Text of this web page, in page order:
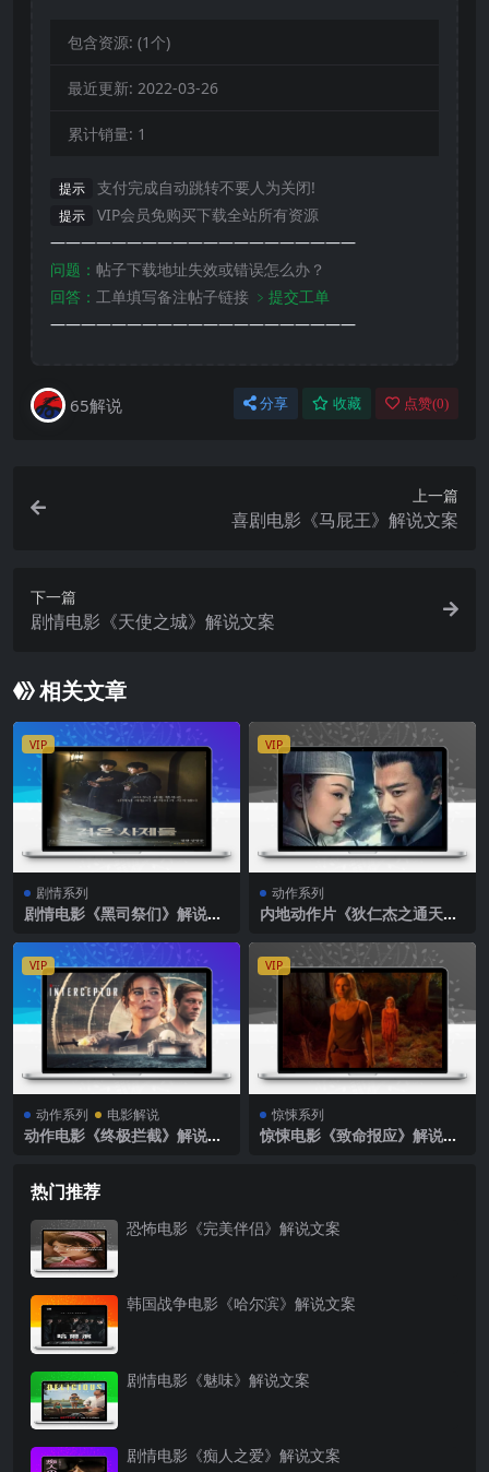
包含资源: (1个)
最近更新: 2022-03-26
累计销量: 1
提示 支付完成自动跳转不要人为关闭!
提示
VIP会员免购买下载全站所有资源
————————————————————
问题： 帖子下载地址失效或错误怎么办？
回答： 工单填写备注帖子链接 ﹥提交工单
————————————————————
65解说 分享 收藏 点赞(0)
上一篇
喜剧电影《马屁王》解说文案
下一篇
剧情电影《天使之城》解说文案
相关文章
VIP
剧情系列
剧情电影《黑司祭们》解说文
VIP
动作系列
内地动作片《狄仁杰之通天玄
VIP
动作系列 电影解说
动作电影《终极拦截》解说文
VIP
惊悚系列
惊悚电影《致命报应》解说文
热门推荐
恐怖电影《完美伴侣》解说文案
韩国战争电影《哈尔滨》解说文案
剧情电影《魅味》解说文案
剧情电影《痴人之爱》解说文案